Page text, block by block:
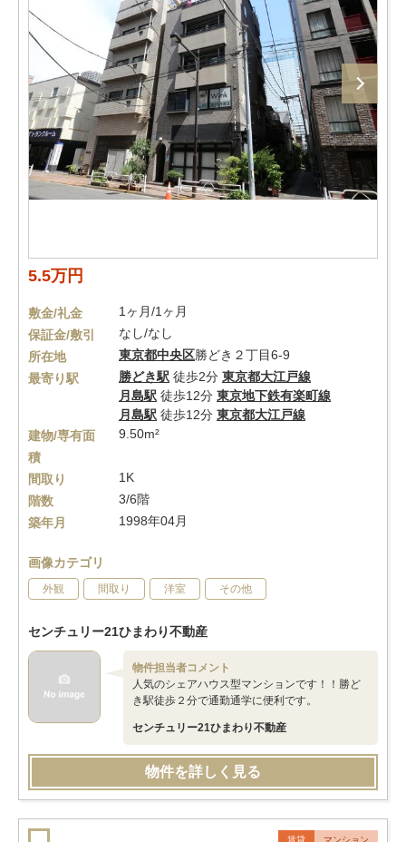
5.5万円
敷金/礼金
1ヶ月/1ヶ月
保証金/敷引
なし/なし
所在地
東京都中央区勝どき２丁目6-9
最寄り駅
勝どき駅 徒歩2分 東京都大江戸線
月島駅 徒歩12分 東京地下鉄有楽町線
月島駅 徒歩12分 東京都大江戸線
建物/専有面
積
9.50m²
間取り
1K
階数
3/6階
築年月
1998年04月
画像カテゴリ
外観 間取り 洋室 その他
センチュリー21ひまわり不動産
物件担当者コメント
人気のシェアハウス型マンションです！！勝ど
き駅徒歩２分で通勤通学に便利です。
センチュリー21ひまわり不動産
物件を詳しく見る
賃貸 マンション